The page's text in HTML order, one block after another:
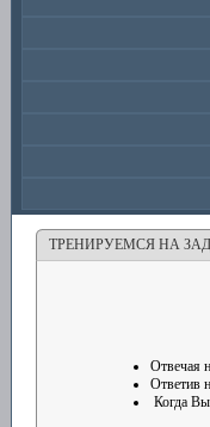
ТРЕНИРУЕМСЯ НА
Отвечая
Ответив
Когда